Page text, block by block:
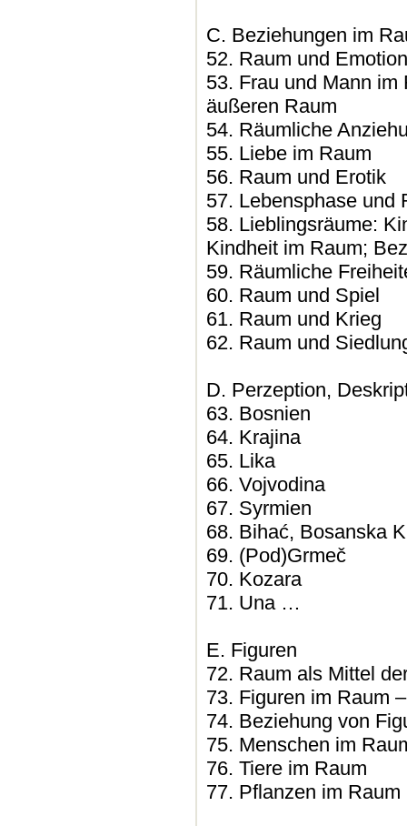
C. Beziehungen im
52. Raum und
53. Frau und Mann
äußeren Raum
54. Räumliche
55. Liebe im Raum
56. Raum und Erotik
57. Lebensphase und
58. Lieblingsräume:
Kindheit im Raum;
59. Räumliche
60. Raum und Spiel
61. Raum und Krieg
62. Raum und
D. Perzeption,
63. Bosnien
64. Krajina
65. Lika
66. Vojvodina
67. Syrmien
68. Bihać, Bosanska
69. (Pod)Grmeč
70. Kozara
71. Una …
E. Figuren
72. Raum als Mittel
73. Figuren im Raum
74. Beziehung von
75. Menschen im
76. Tiere im Raum
77. Pflanzen im Raum